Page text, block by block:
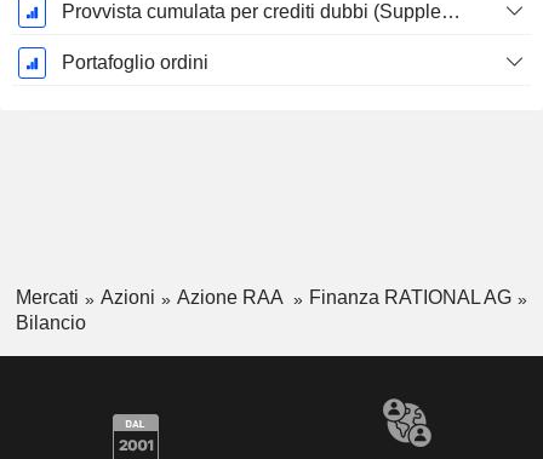
Provvista cumulata per crediti dubbi (Supplemento)
Portafoglio ordini
Mercati Azioni Azione RAA
Finanza RATIONAL AG
Bilancio